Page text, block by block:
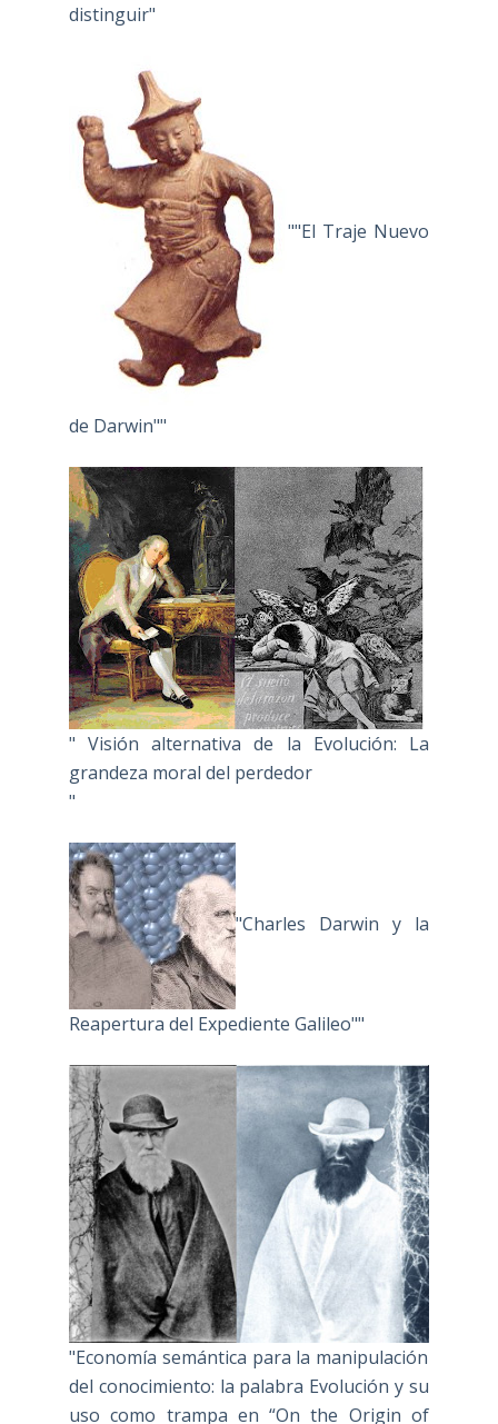
distinguir"
""El Traje Nuevo
de Darwin""
" Visión alternativa de la Evolución: La
grandeza moral del perdedor
"
"Charles Darwin y la
Reapertura del Expediente Galileo""
"Economía semántica para la manipulación
del conocimiento: la palabra Evolución y su
uso como trampa en “On the Origin of